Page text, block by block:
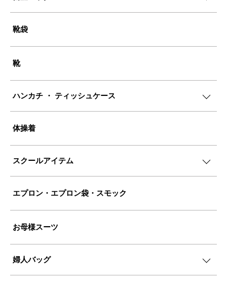
靴袋
靴
ハンカチ ・ ティッシュケース
体操着
スクールアイテム
エプロン・エプロン袋・スモック
お母様スーツ
婦人バッグ